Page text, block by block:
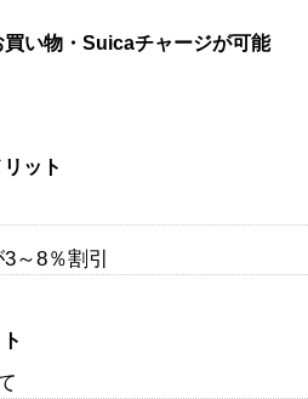
い物・Suicaチャージが可能
ット
～8％割引